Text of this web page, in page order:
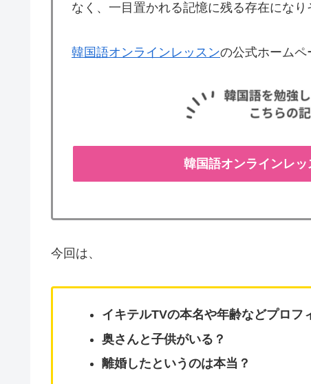
なく、一目置かれる記憶に残る存在になり
韓国語オンラインレッスンの公式ホームペ
韓国語オンラインレ
今回は、
イキテルTVの本名や年齢などプロフ
奥さんと子供がいる？
離婚したというのは本当？